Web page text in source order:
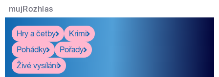
mujRozhlas
Hry a četby
Krimi
Pohádky
Pořady
Živé vysílání